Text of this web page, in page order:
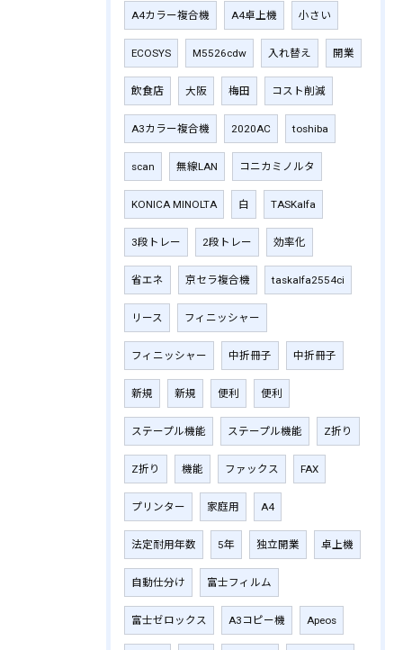
A4カラー複合機 A4卓上機 小さい
ECOSYS M5526cdw 入れ替え 開業
飲食店 大阪 梅田 コスト削減
A3カラー複合機 2020AC toshiba
scan 無線LAN コニカミノルタ
KONICA MINOLTA 白 TASKalfa
3段トレー 2段トレー 効率化
省エネ 京セラ複合機 taskalfa2554ci
リース フィニッシャー
フィニッシャー 中折冊子 中折冊子
新規 新規 便利 便利
ステープル機能 ステープル機能 Z折り
Z折り 機能 ファックス FAX
プリンター 家庭用 A4
法定耐用年数 5年 独立開業 卓上機
自動仕分け 富士フィルム
富士ゼロックス A3コピー機 Apeos